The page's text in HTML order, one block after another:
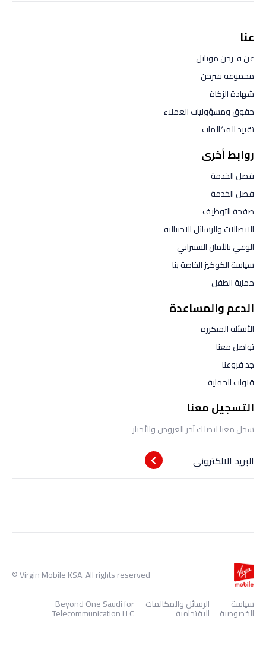
عنا
عن فيرجن موبايل
مجموعة فيرجن
شهادة الزكاة
حقوق ومسؤوليات العملاء
تقييد المكالمات
روابط أخرى
فصل الخدمة
فصل الخدمة
صفحة التوظيف
الاتصالات والرسائل الاحتيالية
الوعي بالأمان السيبراني
سياسة الكوكيز الخاصة بنا
حماية الطفل
الدعم والمساعدة
الأسئلة المتكررة
تواصل معنا
جد فروعنا
قنوات الحماية
التسجيل معنا
سجل معنا لتصلك آخر العروض والأخبار
البريد الالكتروني
Virgin Mobile KSA. All rights reserved ©
سياسة
الخصوصية
الرسائل والمكالمات
الاقتحامية
Beyond One Saudi for
Telecommunication LLC